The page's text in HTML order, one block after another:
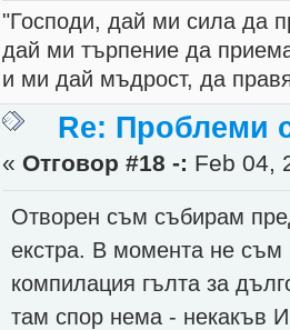
"Господи, дай ми сила да
дай ми търпение да
и ми дай мъдрост, да
Re: Проблеми
« Отговор #18 -: Feb 04,
Отворен съм събирам
екстра. В момента не съм
компилация гълта за
там спор нема - некакъв